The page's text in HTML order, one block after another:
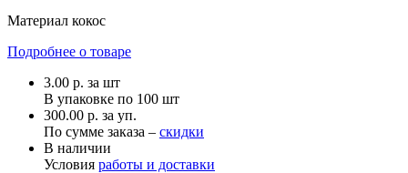
Материал кокос
Подробнее о товаре
3.00 р. за шт
В упаковке по 100 шт
300.00 р. за уп.
По сумме заказа – скидки
В наличии
Условия работы и доставки